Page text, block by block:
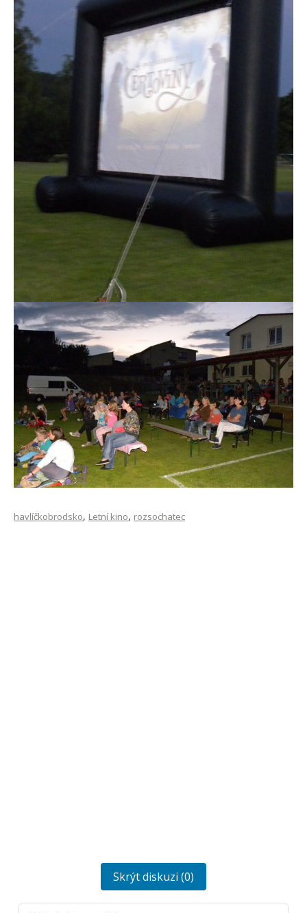
Letní kino v Rozsochatci
havlíčkobrodsko, Letní kino, rozsochatec
Skrýt diskuzi (0)